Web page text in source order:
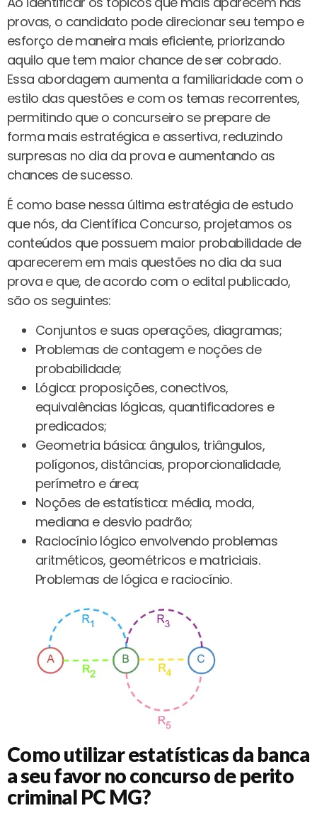
provas, o candidato pode direcionar seu tempo e
esforço de maneira mais eficiente, priorizando
aquilo que tem maior chance de ser cobrado.
Essa abordagem aumenta a familiaridade com o
estilo das questões e com os temas recorrentes,
permitindo que o concurseiro se prepare de
forma mais estratégica e assertiva, reduzindo
surpresas no dia da prova e aumentando as
chances de sucesso.
É como base nessa última estratégia de estudo
que nós, da Científica Concurso, projetamos os
conteúdos que possuem maior probabilidade de
aparecerem em mais questões no dia da sua
prova e que, de acordo com o edital publicado,
são os seguintes:
Conjuntos e suas operações, diagramas;
Problemas de contagem e noções de
probabilidade;
Lógica: proposições, conectivos,
equivalências lógicas, quantificadores e
predicados;
Geometria básica: ângulos, triângulos,
polígonos, distâncias, proporcionalidade,
perímetro e área;
Noções de estatística: média, moda,
mediana e desvio padrão;
Raciocínio lógico envolvendo problemas
aritméticos, geométricos e matriciais.
Problemas de lógica e raciocínio.
Como utilizar estatísticas da banca
a seu favor no concurso de perito
criminal PC MG?